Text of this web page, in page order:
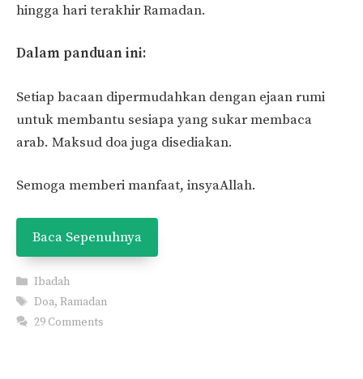
hingga hari terakhir Ramadan.
Dalam panduan ini:
Setiap bacaan dipermudahkan dengan ejaan rumi
untuk membantu sesiapa yang sukar membaca
arab. Maksud doa juga disediakan.
Semoga memberi manfaat, insyaAllah.
Baca Sepenuhnya
Categories
Ibadah
Tags
Doa,Ramadan
29 Comments